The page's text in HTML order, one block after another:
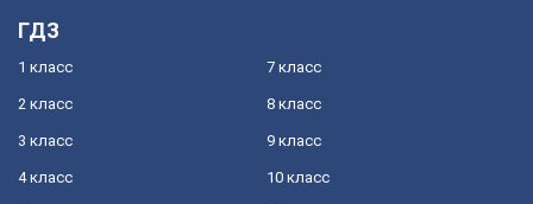
ГДЗ
1 класс
2 класс
3 класс
4 класс
7 класс
8 класс
9 класс
10 класс